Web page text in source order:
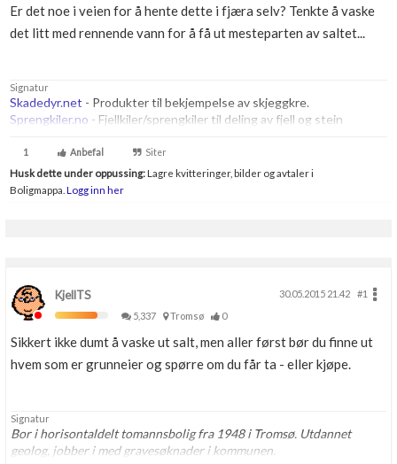
Boligmappa+
Få mer ut av Boligmappa
Nytt
Er det noe i veien for å hente dette i fjæra selv? Tenkte å vaske
det litt med rennende vann for å få ut mesteparten av saltet...
Signatur
Skadedyr.net - Produkter til bekjempelse av skjeggkre.
Sprengkiler.no - Fjellkiler/sprengkiler til deling av fjell og stein
1 Anbefal Siter
Husk dette under oppussing:Lagre kvitteringer, bilder og avtaler i
Boligmappa. Logg inn her
KjellTS 30.05.2015 21.42
#1
5,337
Tromsø 0
Sikkert ikke dumt å vaske ut salt, men aller først bør du finne ut
hvem som er grunneier og spørre om du får ta - eller kjøpe.
Signatur
Bor i horisontaldelt tomannsbolig fra 1948 i Tromsø. Utdannet
geolog, jobber i med gravesøknader i kommunen.